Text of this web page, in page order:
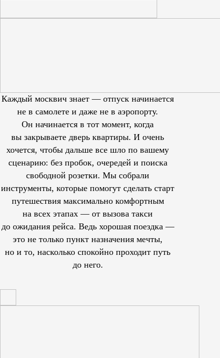
Каждый москвич знает — отпуск начинается
не в самолете и даже не в аэропорту.
Он начинается в тот момент, когда
вы закрываете дверь квартиры. И очень
хочется, чтобы дальше все шло по вашему
сценарию: без пробок, очередей и поиска
свободной розетки. Мы собрали
инструменты, которые помогут сделать старт
путешествия максимально комфортным
на всех этапах — от вызова такси
до ожидания рейса. Ведь хорошая поездка —
это не только пункт назначения мечты,
но и то, насколько спокойно проходит путь
до него.